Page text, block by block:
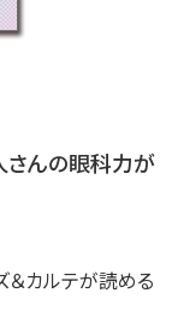
さんの眼科力が
＆カルテが読める